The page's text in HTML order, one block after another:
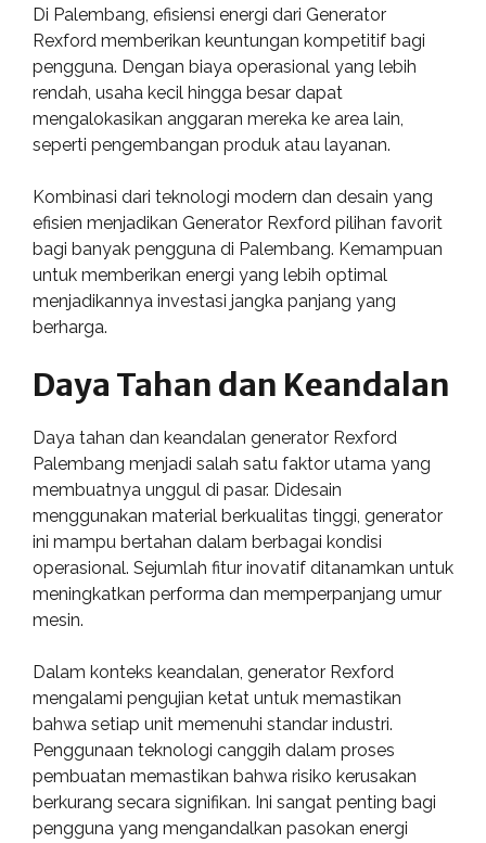
Di Palembang, efisiensi energi dari Generator
Rexford memberikan keuntungan kompetitif bagi
pengguna. Dengan biaya operasional yang lebih
rendah, usaha kecil hingga besar dapat
mengalokasikan anggaran mereka ke area lain,
seperti pengembangan produk atau layanan.
Kombinasi dari teknologi modern dan desain yang
efisien menjadikan Generator Rexford pilihan favorit
bagi banyak pengguna di Palembang. Kemampuan
untuk memberikan energi yang lebih optimal
menjadikannya investasi jangka panjang yang
berharga.
Daya Tahan dan Keandalan
Daya tahan dan keandalan generator Rexford
Palembang menjadi salah satu faktor utama yang
membuatnya unggul di pasar. Didesain
menggunakan material berkualitas tinggi, generator
ini mampu bertahan dalam berbagai kondisi
operasional. Sejumlah fitur inovatif ditanamkan untuk
meningkatkan performa dan memperpanjang umur
mesin.
Dalam konteks keandalan, generator Rexford
mengalami pengujian ketat untuk memastikan
bahwa setiap unit memenuhi standar industri.
Penggunaan teknologi canggih dalam proses
pembuatan memastikan bahwa risiko kerusakan
berkurang secara signifikan. Ini sangat penting bagi
pengguna yang mengandalkan pasokan energi